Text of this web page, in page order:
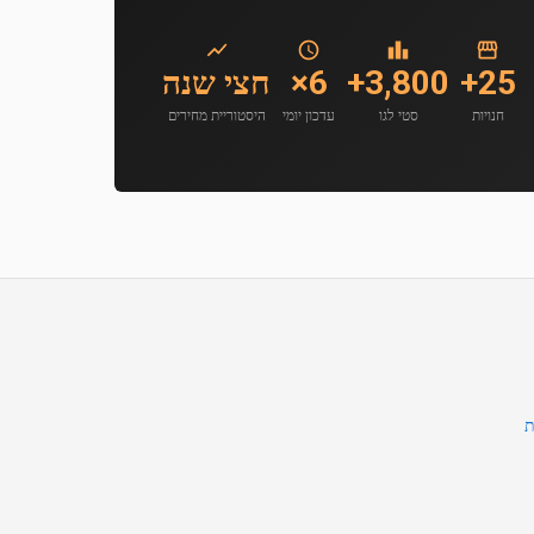
25+
חנויות
3,800+
סטי לגו
6×
עדכון יומי
חצי שנה
היסטוריית מחירים